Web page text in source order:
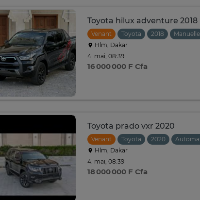
Toyota hilux adventure 2018
Venant Toyota 2018
Manuelle
Hlm, Dakar
4. mai, 08:39
16 000 000 F Cfa
Toyota prado vxr 2020
Venant Toyota 2020
Hlm, Dakar
4. mai, 08:39
18 000 000 F Cfa